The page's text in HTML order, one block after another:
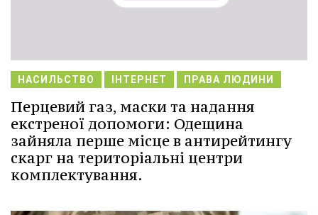
НАСИЛЬСТВО ІНТЕРНЕТ ПРАВА ЛЮДИНИ
Перцевий газ, маски та надання
екстреної допомоги: Одещина
зайняла перше місце в антирейтингу
скарг на територіальні центри
комплектування.